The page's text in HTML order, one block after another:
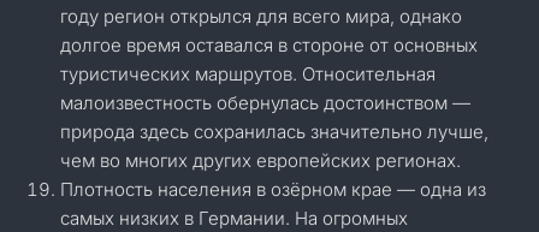
году регион открылся для всего мира, однако
долгое время оставался в стороне от основных
туристических маршрутов. Относительная
малоизвестность обернулась достоинством —
природа здесь сохранилась значительно лучше,
чем во многих других европейских регионах.
Плотность населения в озёрном крае — одна из
самых низких в Германии. На огромных